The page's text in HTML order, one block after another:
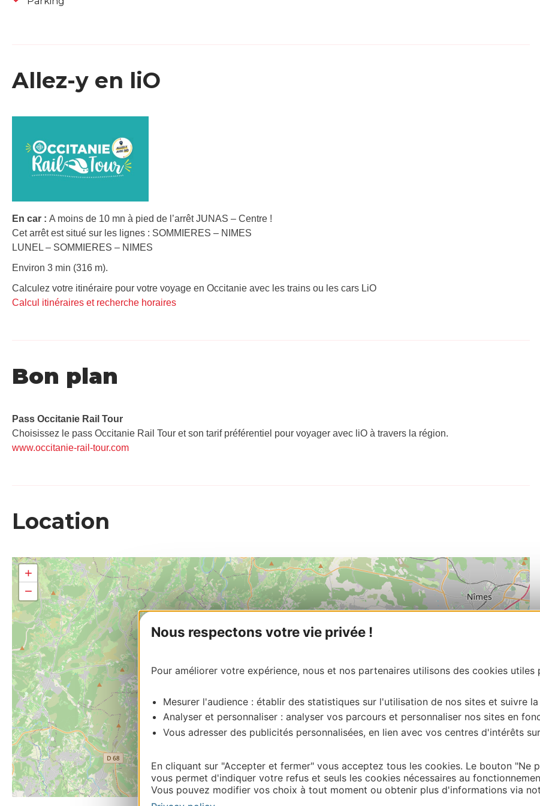
Nous respectons votre vie privée !
Pour améliorer votre expérience, nous et nos partenaires utilisons des cookies utiles
Mesurer l'audience : établir des statistiques sur l'utilisation de nos sites et suivre
Analyser et personnaliser : analyser vos parcours et personnaliser nos sites en
Vous adresser des publicités personnalisées, en lien avec vos centres d'intérêts
En cliquant sur "Accepter et fermer" vous acceptez tous les cookies. Le bouton "Ne
vous permet d'indiquer votre refus et seuls les cookies nécessaires au
Vous pouvez modifier vos choix à tout moment ou obtenir plus d'informations via
Allez-y en liO
En car : A moins de 10 mn à pied de l’arrêt JUNAS – Centre !
Cet arrêt est situé sur les lignes : SOMMIERES – NIMES
LUNEL – SOMMIERES – NIMES
Environ 3 min (316 m).
Calculez votre itinéraire pour votre voyage en Occitanie avec les trains ou les cars LiO
Calcul itinéraires et recherche horaires
Bon plan
Pass Occitanie Rail Tour​
Choisissez le pass Occitanie Rail Tour et son tarif préférentiel pour voyager avec liO à travers la région.
www.occitanie-rail-tour.com
Location
+
−
Leaflet| Map data ©OpenStreetMap contributors